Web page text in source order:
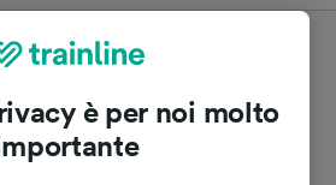
per viaggiare da Venezia
giusto.
pullman, è sufficiente avviare
i tempi e i costi del
è per noi molto